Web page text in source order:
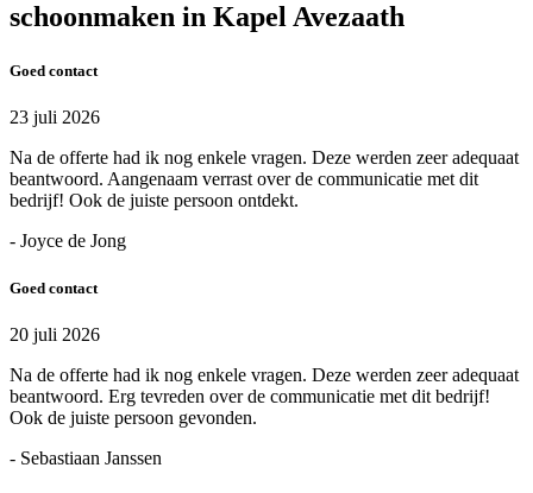
schoonmaken in Kapel Avezaath
Goed contact
23 juli 2026
Na de offerte had ik nog enkele vragen. Deze werden zeer adequaat
beantwoord. Aangenaam verrast over de communicatie met dit
bedrijf! Ook de juiste persoon ontdekt.
- Joyce de Jong
Goed contact
20 juli 2026
Na de offerte had ik nog enkele vragen. Deze werden zeer adequaat
beantwoord. Erg tevreden over de communicatie met dit bedrijf!
Ook de juiste persoon gevonden.
- Sebastiaan Janssen